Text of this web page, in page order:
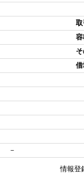
借
－
情報登